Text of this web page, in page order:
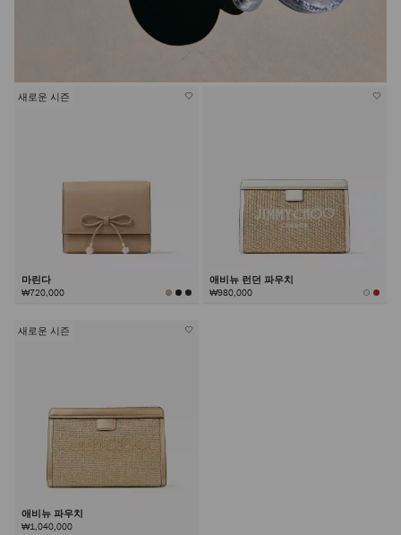
새로운 시즌
마린다
₩720,000
애비뉴 런던 파우치
₩980,000
새로운 시즌
애비뉴 파우치
₩1,040,000